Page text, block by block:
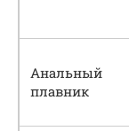
Анальный
плавник